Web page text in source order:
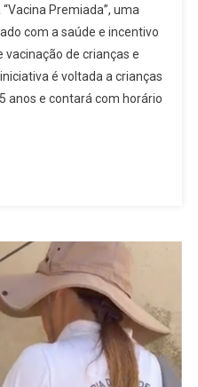
Premiada”, uma
com a saúde e incentivo
de crianças e
é voltada a crianças
anos e contará com horário